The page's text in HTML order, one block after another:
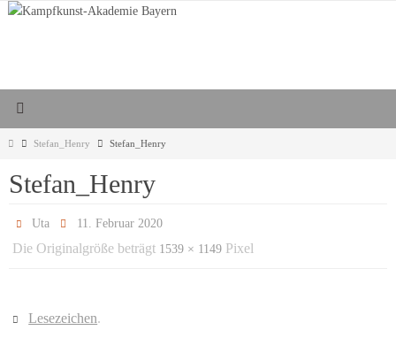
Zum
StartStefan_Henry Stefan_Henry
Stefan_Henry
Uta 11. Februar 2020
Die Originalgröße beträgt 1539 × 1149 Pixel
Lesezeichen.